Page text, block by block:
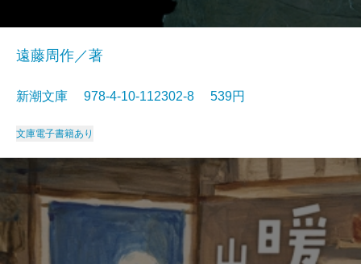
遠藤周作／著
新潮文庫 978-4-10-112302-8 539円
文庫電子書籍あり